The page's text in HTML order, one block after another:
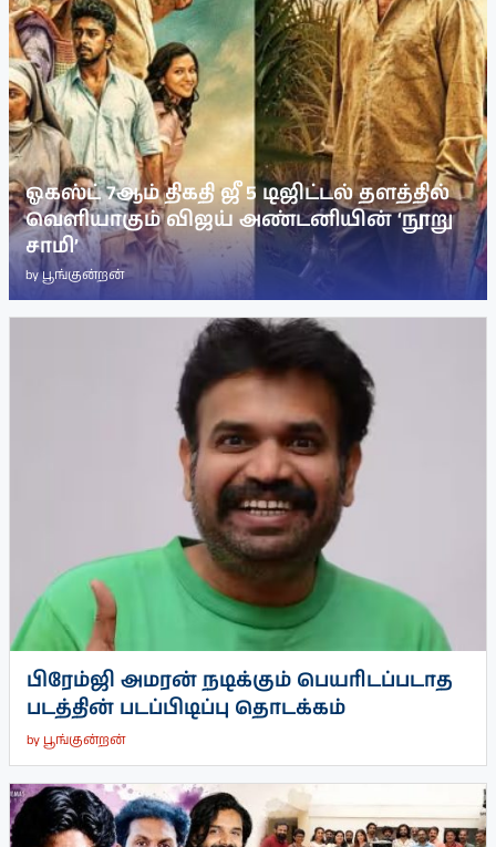
ஓகஸ்ட் 7ஆம் திகதி ஜீ 5 டிஜிட்டல் தளத்தில்
வெளியாகும் விஜய் அண்டனியின் ‘நூறு
சாமி’
byபூங்குன்றன்
பிரேம்ஜி அமரன் நடிக்கும் பெயரிடப்படாத
படத்தின் படப்பிடிப்பு தொடக்கம்
by பூங்குன்றன்